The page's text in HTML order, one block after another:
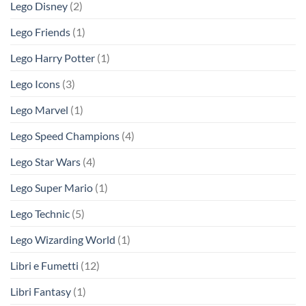
Lego Disney (2)
Lego Friends (1)
Lego Harry Potter (1)
Lego Icons (3)
Lego Marvel (1)
Lego Speed Champions (4)
Lego Star Wars (4)
Lego Super Mario (1)
Lego Technic (5)
Lego Wizarding World (1)
Libri e Fumetti (12)
Libri Fantasy (1)